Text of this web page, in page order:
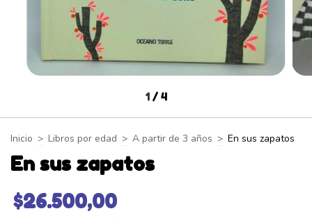
1 / 4
Inicio > Libros por edad > A partir de 3 años > En sus zapatos
En sus zapatos
$26.500,00